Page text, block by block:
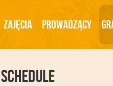
Zajęcia Prowadzący